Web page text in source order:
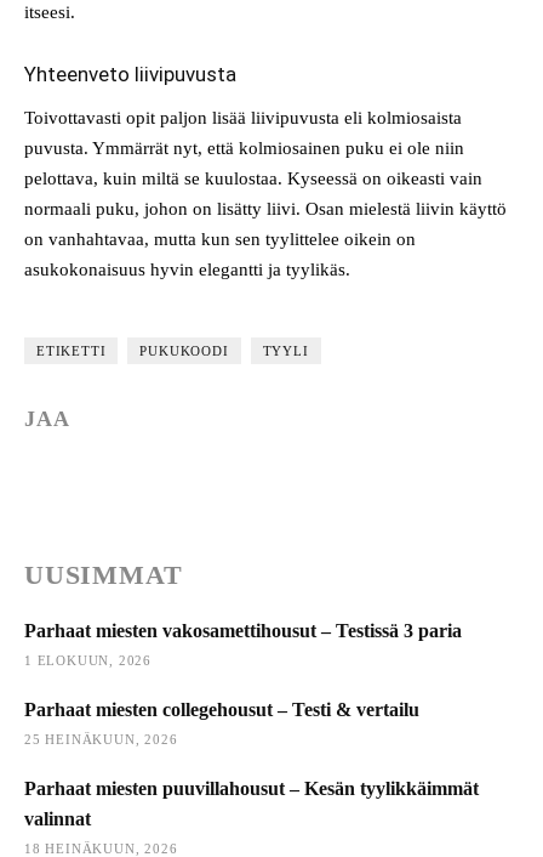
itseesi.
Yhteenveto liivipuvusta
Toivottavasti opit paljon lisää liivipuvusta eli kolmiosaista
puvusta. Ymmärrät nyt, että kolmiosainen puku ei ole niin
pelottava, kuin miltä se kuulostaa. Kyseessä on oikeasti vain
normaali puku, johon on lisätty liivi. Osan mielestä liivin käyttö
on vanhahtavaa, mutta kun sen tyylittelee oikein on
asukokonaisuus hyvin elegantti ja tyylikäs.
ETIKETTI PUKUKOODI TYYLI
JAA
UUSIMMAT
Parhaat miesten vakosamettihousut – Testissä 3 paria
1 ELOKUUN, 2026
Parhaat miesten collegehousut – Testi & vertailu
25 HEINÄKUUN, 2026
Parhaat miesten puuvillahousut – Kesän tyylikkäimmät
valinnat
18 HEINÄKUUN, 2026